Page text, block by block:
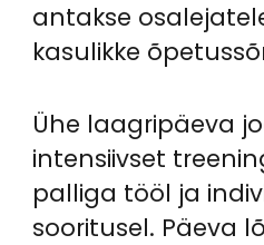
antakse
kasulikke
Ühe laagripäeva
intensiivset
palliga tööl ja
sooritusel. Päeva